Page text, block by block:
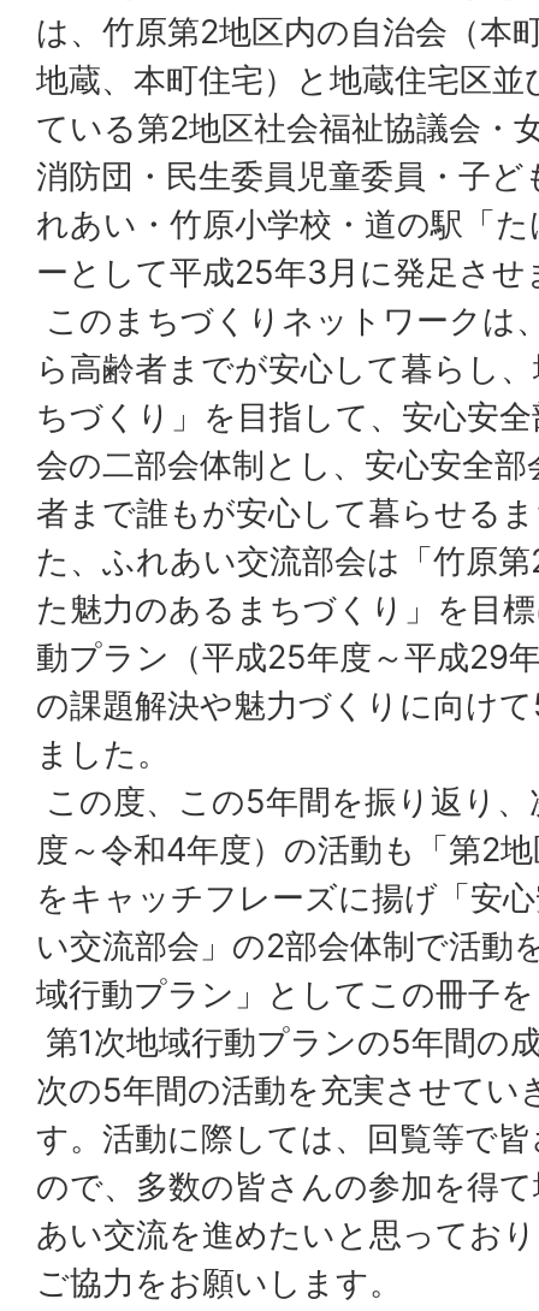
は、竹原第2地区内の自治会（本
地蔵、本町住宅）と地蔵住宅区
ている第2地区社会福祉協議会・
消防団・民生委員児童委員・子
れあい・竹原小学校・道の駅「
ーとして平成25年3月に発足させ
このまちづくりネットワークは
ら高齢者までが安心して暮らし
ちづくり」を目指して、安心安
会の二部会体制とし、安心安全
者まで誰もが安心して暮らせる
た、ふれあい交流部会は「竹原
た魅力のあるまちづくり」を目
動プラン（平成25年度～平成29
の課題解決や魅力づくりに向け
ました。
この度、この5年間を振り返り
度～令和4年度）の活動も「第2
をキャッチフレーズに揚げ「安
い交流部会」の2部会体制で活動
域行動プラン」としてこの冊子
第1次地域行動プランの5年間の
次の5年間の活動を充実させてい
す。活動に際しては、回覧等で
ので、多数の皆さんの参加を得
あい交流を進めたいと思ってお
ご協力をお願いします。